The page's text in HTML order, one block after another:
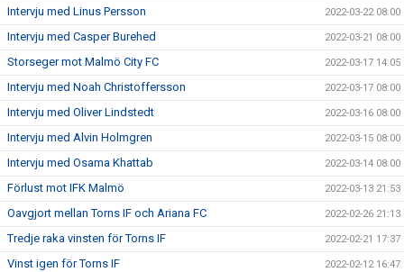
Intervju med Linus Persson 2022-03-22 08:00
Intervju med Casper Burehed 2022-03-21 08:00
Storseger mot Malmö City FC 2022-03-17 14:05
Intervju med Noah Christoffersson 2022-03-17 08:00
Intervju med Oliver Lindstedt 2022-03-16 08:00
Intervju med Alvin Holmgren 2022-03-15 08:00
Intervju med Osama Khattab 2022-03-14 08:00
Förlust mot IFK Malmö 2022-03-13 21:53
Oavgjort mellan Torns IF och Ariana FC 2022-02-26 21:13
Tredje raka vinsten för Torns IF 2022-02-21 17:37
Vinst igen för Torns IF 2022-02-12 16:47